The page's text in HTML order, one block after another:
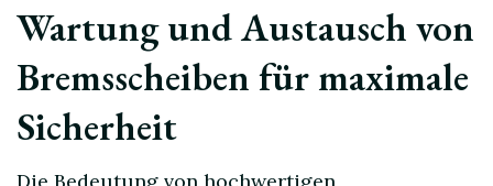
Wartung und Austausch von
Bremsscheiben für maximale
Sicherheit